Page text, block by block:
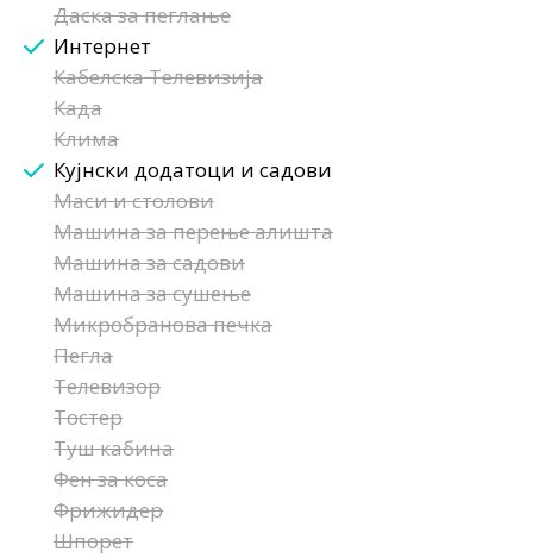
Даска за пеглање
Интернет
Кабелска Телевизија
Када
Клима
Кујнски додатоци и садови
Маси и столови
Машина за перење алишта
Машина за садови
Машина за сушење
Микробранова печка
Пегла
Телевизор
Тостер
Туш кабина
Фен за коса
Фрижидер
Шпорет